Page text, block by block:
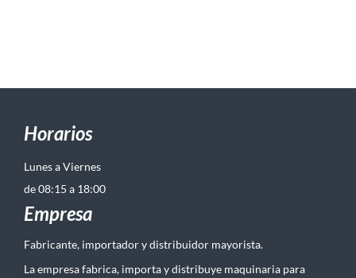
Horarios
Lunes a Viernes
de 08:15 a 18:00
Empresa
Fabricante, importador y distribuidor mayorista.
La empresa fabrica, importa y distribuye maquinaria para